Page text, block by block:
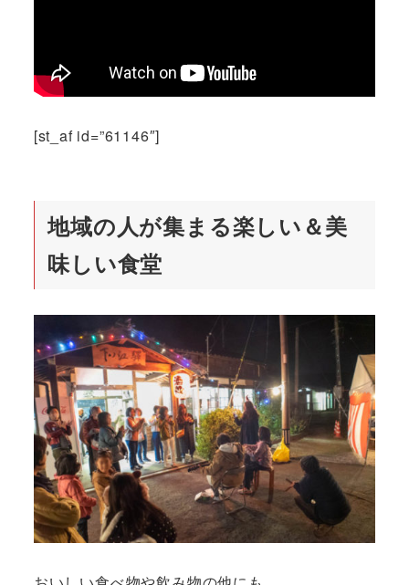
[st_af id=”61146″]
地域の人が集まる楽しい＆美
味しい食堂